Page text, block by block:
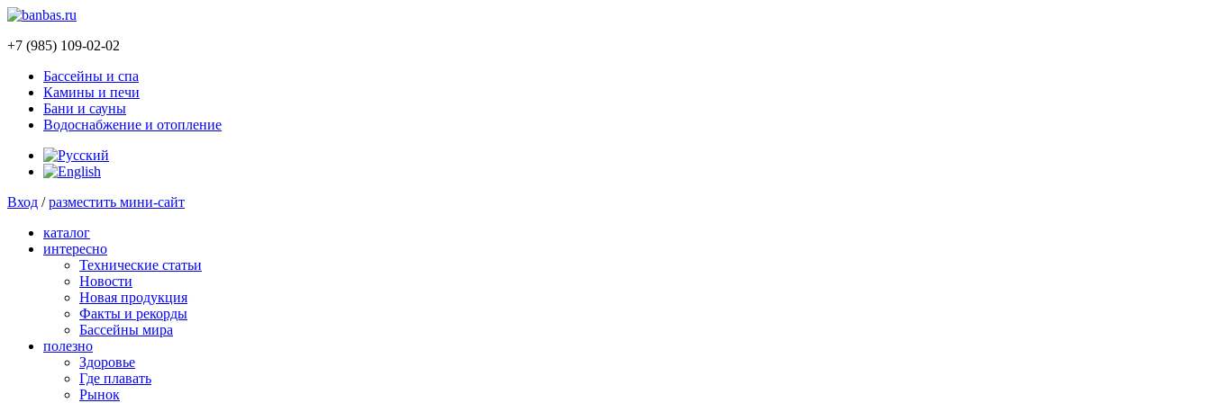
+7 (985) 109-02-02
Бассейны и спа
Камины и печи
Бани и сауны
Водоснабжение и отопление
Вход /разместить мини-сайт
каталог
интересно
Технические статьи
Новости
Новая продукция
Факты и рекорды
Бассейны мира
полезно
Здоровье
Где плавать
Рынок